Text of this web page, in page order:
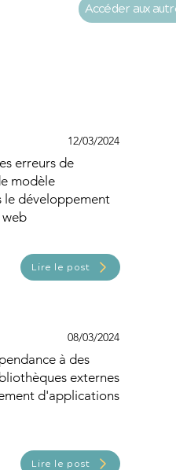
Accéder aux
12/03/2024
erreurs de
modèle
le développement
Lire le post
08/03/2024
à des
externes
d'applications
Lire le post